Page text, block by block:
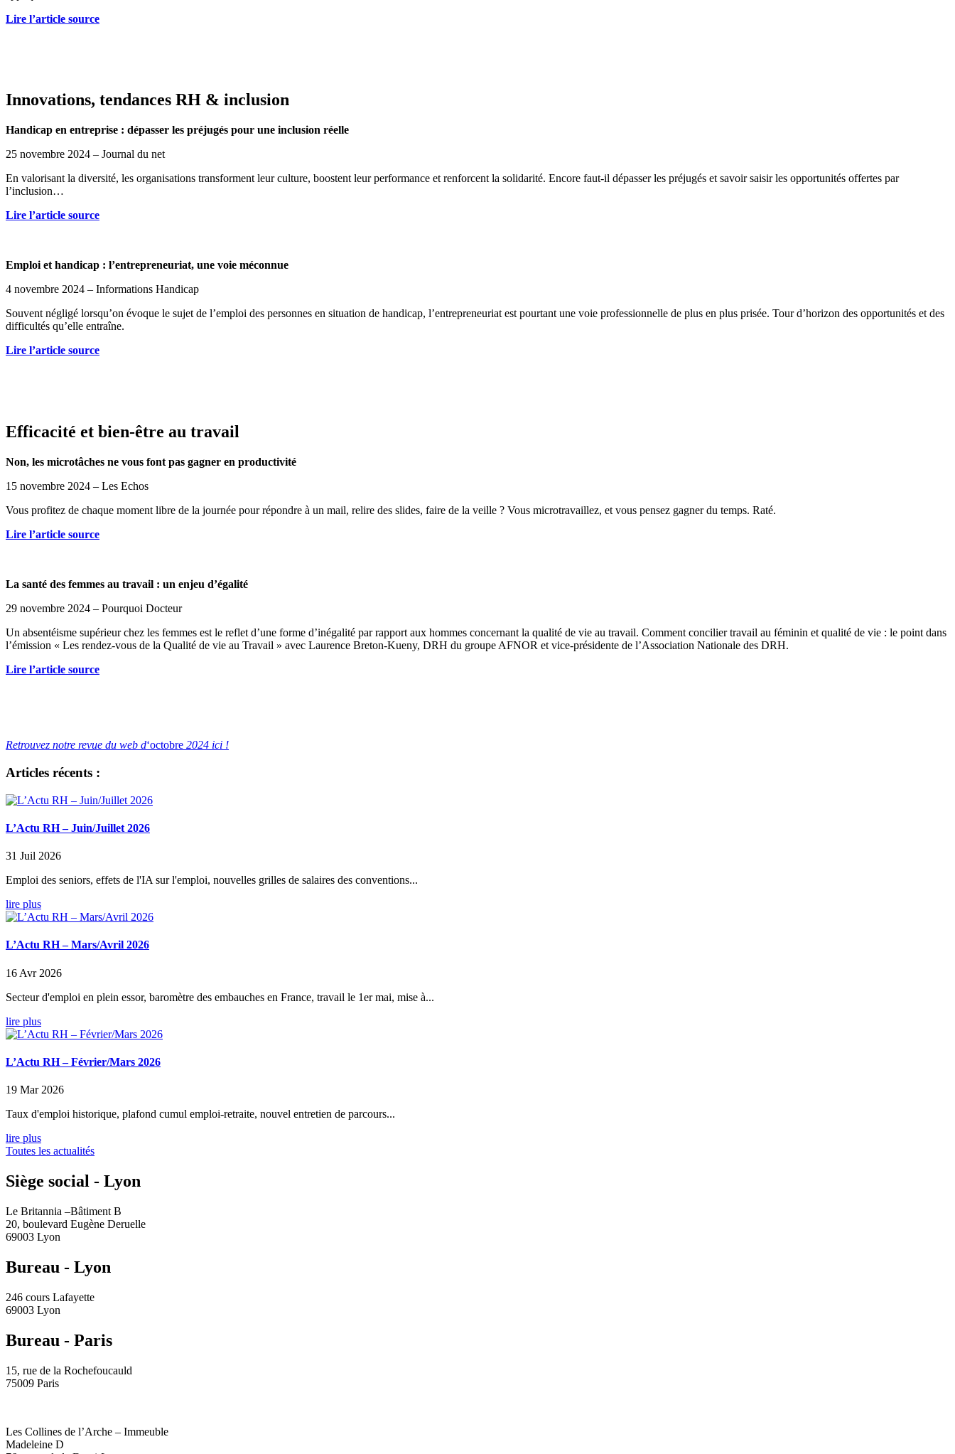
Lire l’article source
Innovations, tendances RH & inclusion
Handicap en entreprise : dépasser les préjugés pour une inclusion réelle
25 novembre 2024 – Journal du net
En valorisant la diversité, les organisations transforment leur culture, boostent leur performance et renforcent la solidarité. Encore faut-il dépasser les préjugés et savoir saisir les opportunités offertes par
l’inclusion…
Lire l’article source
Emploi et handicap : l’entrepreneuriat, une voie méconnue
4 novembre 2024 – Informations Handicap
Souvent négligé lorsqu’on évoque le sujet de l’emploi des personnes en situation de handicap, l’entrepreneuriat est pourtant une voie professionnelle de plus en plus prisée. Tour d’horizon des opportunités et des
difficultés qu’elle entraîne.
Lire l’article source
Efficacité et bien-être au travail
Non, les microtâches ne vous font pas gagner en productivité
15 novembre 2024 – Les Echos
Vous profitez de chaque moment libre de la journée pour répondre à un mail, relire des slides, faire de la veille ? Vous microtravaillez, et vous pensez gagner du temps. Raté.
Lire l’article source
La santé des femmes au travail : un enjeu d’égalité
29 novembre 2024 – Pourquoi Docteur
Un absentéisme supérieur chez les femmes est le reflet d’une forme d’inégalité par rapport aux hommes concernant la qualité de vie au travail. Comment concilier travail au féminin et qualité de vie : le point dans
l’émission « Les rendez-vous de la Qualité de vie au Travail » avec Laurence Breton-Kueny, DRH du groupe AFNOR et vice-présidente de l’Association Nationale des DRH.
Lire l’article source
Retrouvez notre revue du web d‘octobre 2024 ici !
Articles récents :
L’Actu RH – Juin/Juillet 2026
31 Juil 2026
Emploi des seniors, effets de l'IA sur l'emploi, nouvelles grilles de salaires des conventions...
lire plus
L’Actu RH – Mars/Avril 2026
16 Avr 2026
Secteur d'emploi en plein essor, baromètre des embauches en France, travail le 1er mai, mise à...
lire plus
L’Actu RH – Février/Mars 2026
19 Mar 2026
Taux d'emploi historique, plafond cumul emploi-retraite, nouvel entretien de parcours...
lire plus
Toutes les actualités
Siège social - Lyon
Le Britannia –Bâtiment B
20, boulevard Eugène Deruelle
69003 Lyon
Bureau - Lyon
246 cours Lafayette
69003 Lyon
Bureau - Paris
15, rue de la Rochefoucauld
75009 Paris
Les Collines de l’Arche – Immeuble
Madeleine D